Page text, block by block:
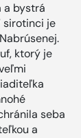
a bystrá
sirotinci je
ktorý je
seba
a